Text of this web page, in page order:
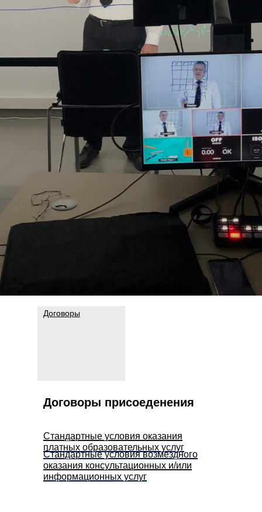
Договоры
Стандартные условия возмездного
оказания консультационных и/или
информационных услуг
Договоры присоеденения
Стандартные условия оказания
платных образовательных услуг